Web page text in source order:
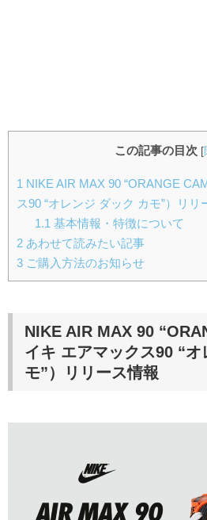
この記事の目次 [
1 NIKE AIR MAX 90 “ORANGE
ス90 “オレンジ ダック カモ”）リリ
1.1 基本情報・特徴について
2 あわせて読みたい記事
3 ご購入方法のお知らせ
NIKE AIR MAX 90
イキ エアマックス90 “
モ”）
リリース情報